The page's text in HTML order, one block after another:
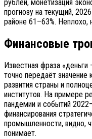
рублей, монетизация
прогнозу на текущий,
районе 61–63%. Неплохо,
Финансовые
Известная фраза
точно передаёт
развития страны и
институтов. На примере
пандемии и событий
финансирования
промышленности, видно,
понимает.